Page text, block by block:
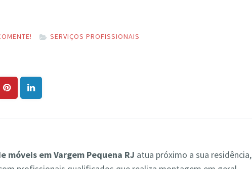
SERVIÇOS PROFISSIONAIS
móveis em Vargem Pequena RJ atua próximo a sua residência,